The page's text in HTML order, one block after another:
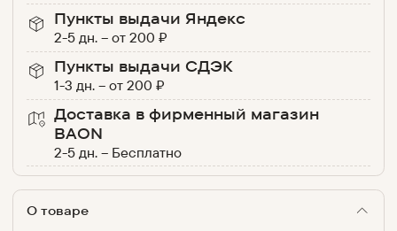
Пункты выдачи Яндекс
2-5 дн. –от200 ₽
Пункты выдачи СДЭК
1-3 дн. –от200 ₽
Доставка в фирменный магазин
BAON
2-5 дн. – Бесплатно
О товаре